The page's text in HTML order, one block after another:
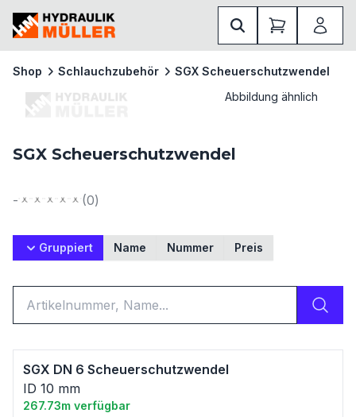
Shop Schlauchzubehör
SGX Scheuerschutzwendel
Abbildung ähnlich
SGX Scheuerschutzwendel
- (0)
Gruppiert Name Nummer Preis
SGX DN 6 Scheuerschutzwendel
ID 10 mm
267.73m verfügbar